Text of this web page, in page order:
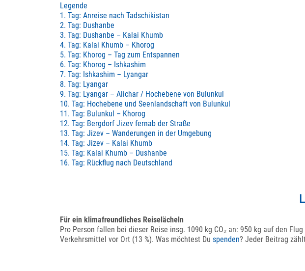
Legende
1. Tag: Anreise nach Tadschikistan
2. Tag: Dushanbe
3. Tag: Dushanbe – Kalai Khumb
4. Tag: Kalai Khumb – Khorog
5. Tag: Khorog – Tag zum Entspannen
6. Tag: Khorog – Ishkashim
7. Tag: Ishkashim – Lyangar
8. Tag: Lyangar
9. Tag: Lyangar – Alichar / Hochebene von Bulunkul
10. Tag: Hochebene und Seenlandschaft von Bulunkul
11. Tag: Bulunkul – Khorog
12. Tag: Bergdorf Jizev fernab der Straße
13. Tag: Jizev – Wanderungen in der Umgebung
14. Tag: Jizev – Kalai Khumb
15. Tag: Kalai Khumb – Dushanbe
16. Tag: Rückflug nach Deutschland
Für ein klimafreundliches Reiselächeln
Pro Person fallen bei dieser Reise insg. 1090 kg CO₂ an: 950 kg auf den
Verkehrsmittel vor Ort (13 %). Was möchtest Du spenden? Jeder Beitrag